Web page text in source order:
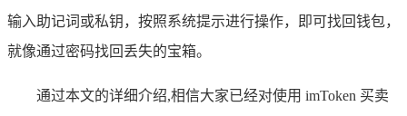
输入助记词或私钥，按照系统提示进行操作，即可找回钱包，
就像通过密码找回丢失的宝箱。
通过本文的详细介绍,相信大家已经对使用 imToken 买卖